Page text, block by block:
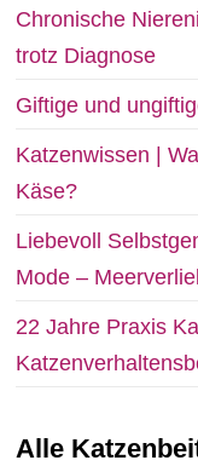
Chronische
trotz Diagnose
Giftige und
Katzenwissen |
Käse?
Liebevoll
Mode –
22 Jahre Praxis
Alle